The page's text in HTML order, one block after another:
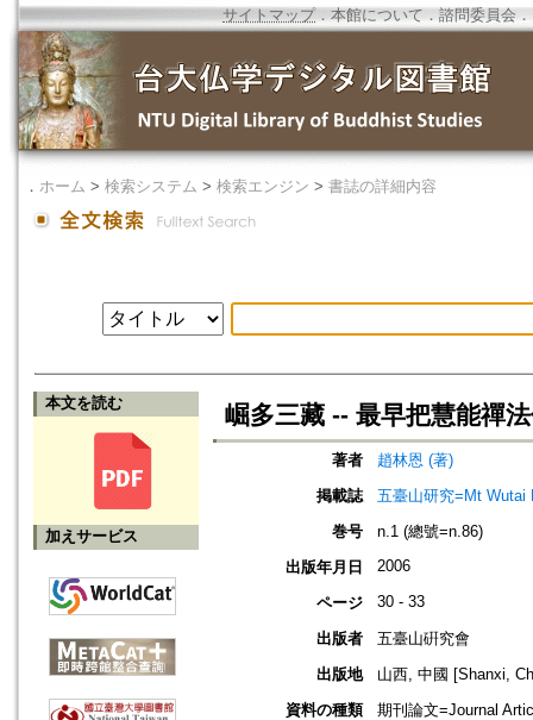
サイトマップ．本館について ． 諮問委員会 ．
． ホーム > 検索システム > 検索エンジン > 書誌の詳細内容
本文を読む
加えサービス
崛多三藏 -- 最早把慧能禪
著者
趙林恩 (著)
掲載誌
五臺山研究=Mt Wutai
巻号
n.1 (總號=n.86)
出版年月日
2006
ページ 30 - 33
出版者
五臺山硏究會
出版地
山西, 中國 [Shanxi,
資料の種類
期刊論文=Journal